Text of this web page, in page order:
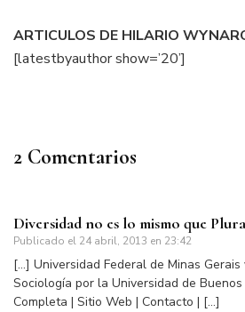
ARTICULOS DE HILARIO
[latestbyauthor show=’20’]
2 Comentarios
Diversidad no es lo mismo que
Publicado el 24 abril, 2013 en 23:42
[…] Universidad Federal de Minas Gerais
Sociología por la Universidad de
Completa | Sitio Web | Contacto | […]